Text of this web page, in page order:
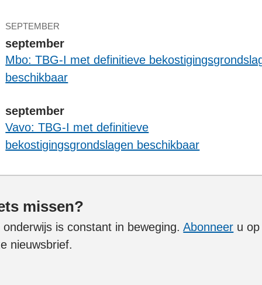
SEPTEMBER
september
Mbo: TBG-I met definitieve
beschikbaar
september
Vavo: TBG-I met definitieve
bekostigingsgrondslagen beschikbaar
missen?
onderwijs is constant in beweging.Abonneer u op
nieuwsbrief.